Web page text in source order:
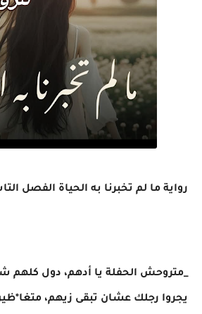
رواية ما لم تخبرنا به الحياة الفصل التاسع 9 بقلم
_متروحش الحفلة يا أدهم، دول كلهم
يجروا رجلك عشان تبقى زيهم،